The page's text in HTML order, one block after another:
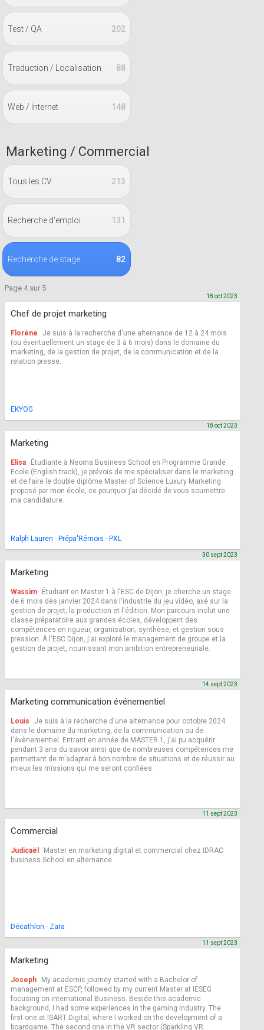
202
Test / QA
88
Traduction / Localisation
148
Web / Internet
Marketing / Commercial
213
Tous les CV
131
Recherche d'emploi
82
Recherche de stage
Page 4 sur 5
Chef de projet marketing
18 oct 2023
Florène
Je suis à la recherche d'une alternance de 12 à 24 mois
(ou éventuellement un stage de 3 à 6 mois) dans le domaine du
marketing, de la gestion de projet, de la communication et de la
relation presse.
EKYOG
Marketing
18 oct 2023
Elisa
Étudiante à Neoma Business School en Programme Grande
Ecole (English track), je prévois de me spécialiser dans le marketing
et de faire le double diplôme Master of Science Luxury Marketing
proposé par mon école, ce pourquoi j’ai décidé de vous soumettre
ma candidature.
Ralph Lauren - Prépa'Rémois - PXL
Marketing
30 sept 2023
Wassim
Étudiant en Master 1 à l'ESC de Dijon, je cherche un stage
de 6 mois dès janvier 2024 dans l'industrie du jeu vidéo, axé sur la
gestion de projet, la production et l'édition. Mon parcours inclut une
classe préparatoire aux grandes écoles, développent des
compétences en rigueur, organisation, synthèse, et gestion sous
pression. À l'ESC Dijon, j'ai exploré le management de groupe et la
gestion de projet, nourrissant mon ambition entrepreneuriale.
Marketing communication événementiel
14 sept 2023
Louis
Je suis à la recherche d'une alternance pour octobre 2024
dans le domaine du marketing, de la communication ou de
l'évènementiel. Entrant en année de MASTER 1, j'ai pu acquérir
pendant 3 ans du savoir ainsi que de nombreuses compétences me
permettant de m'adapter à bon nombre de situations et de réussir au
mieux les missions qui me seront confiées.
Commercial
11 sept 2023
Judicaël
Master en marketing digital et commercial chez IDRAC
business School en alternance
Décathlon - Zara
Marketing
11 sept 2023
Joseph
My academic journey started with a Bachelor of
management at ESCP, followed by my current Master at IESEG
focusing on international Business. Beside this academic
background, I had some experiences in the gaming industry. The
first one at ISART Digital, where I worked on the development of a
boardgame. The second one in the VR sector (Sparkling VR